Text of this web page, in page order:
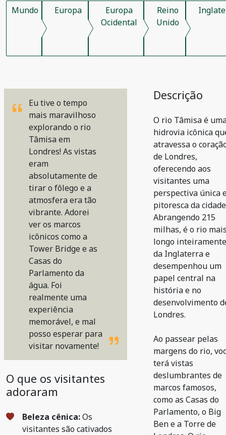
Mundo Europa
Europa
Ocidental
Reino
Unido
Eu tive o tempo
mais maravilhoso
explorando o rio
Tâmisa em
Londres! As vistas
eram
absolutamente de
tirar o fôlego e a
atmosfera era tão
vibrante. Adorei
ver os marcos
icônicos como a
Tower Bridge e as
Casas do
Parlamento da
água. Foi
realmente uma
experiência
memorável, e mal
posso esperar para
visitar novamente!
O que os visitantes
adoraram
Beleza cênica:Os
visitantes são cativados
Descrição
O rio Tâmisa é
hidrovia icônica
atravessa o
de Londres,
oferecendo aos
visitantes uma
perspectiva única
pitoresca da
Abrangendo 215
milhas, é o rio
longo inteiramente
da Inglaterra e
desempenhou um
papel central na
história e no
desenvolvimento
Londres.
Ao passear pelas
margens do rio,
terá vistas
deslumbrantes de
marcos famosos,
como as Casas do
Parlamento, o Big
Ben e a Torre de